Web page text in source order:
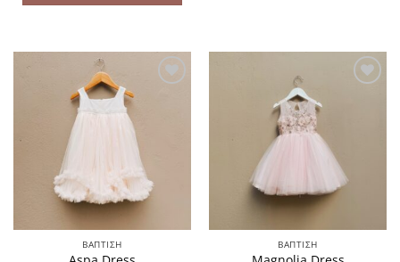
Πρόσθήκη
επιθυμιών
ΒΑΠΤΙΣΗ ΒΑΠΤΙΣΗ